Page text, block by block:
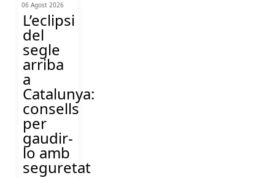
06 Agost 2026
L’eclipsi
del
segle
arriba
a
Catalunya:
consells
per
gaudir-
lo amb
seguretat